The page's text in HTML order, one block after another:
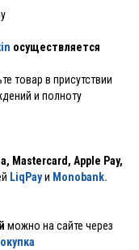
осуществляется
товар в присутствии
и полноту
Mastercard, Apple Pay,
LiqPayи Monobank.
можно на сайте через